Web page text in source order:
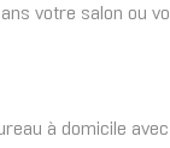
votre salon ou
à domicile